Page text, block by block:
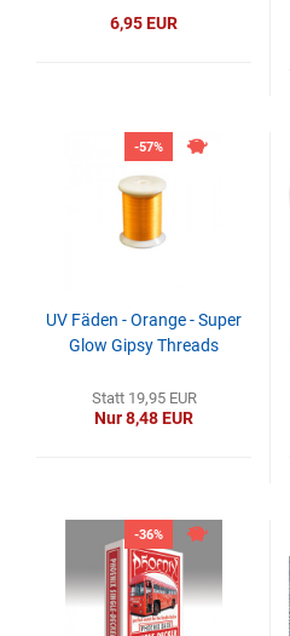
6,95 EUR
-57%
UV Fäden - Orange - Super
Glow Gipsy Threads
Statt 19,95 EUR
Nur 8,48 EUR
-36%